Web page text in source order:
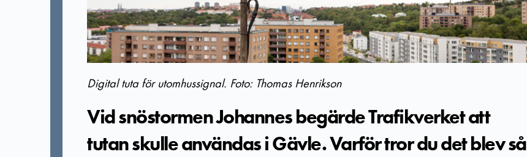
Digital tuta för utomhussignal. Foto: Thomas Henrikson
Vid snöstormen Johannes begärde Trafikverket att
tutan skulle användas i Gävle. Varför tror du det blev så